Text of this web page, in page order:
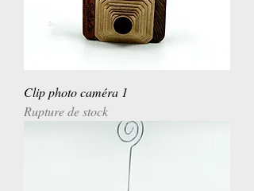
Clip photo caméra 1
Rupture de stock